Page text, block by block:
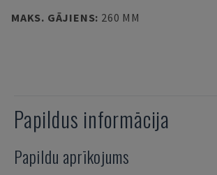
MAKS. GĀJIENS: 260 MM
Papildus informācija
Papildu aprīkojums